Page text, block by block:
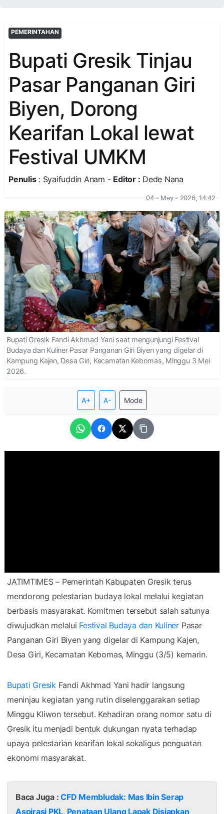
PEMERINTAHAN
Bupati Gresik Tinjau
Pasar Panganan Giri
Biyen, Dorong
Kearifan Lokal lewat
Festival UMKM
Penulis: Syaifuddin Anam - Editor : Dede Nana
04 - May - 2026, 14:42
Bupati Gresik Fandi Akhmad Yani saat mengunjungi Festival
Budaya dan Kuliner Pasar Panganan Giri Biyen yang digelar di
Kampung Kajen, Desa Giri, Kecamatan Kebomas, Minggu 3 Mei
2026.
A+ A- Mode
JATIMTIMES – Pemerintah Kabupaten Gresik terus
mendorong pelestarian budaya lokal melalui kegiatan
berbasis masyarakat. Komitmen tersebut salah satunya
diwujudkan melalui Festival Budaya dan KulinerPasar
Panganan Giri Biyen yang digelar di Kampung Kajen,
Desa Giri, Kecamatan Kebomas, Minggu (3/5) kemarin.
Bupati Gresik Fandi Akhmad Yani hadir langsung
meninjau kegiatan yang rutin diselenggarakan setiap
Minggu Kliwon tersebut. Kehadiran orang nomor satu di
Gresik itu menjadi bentuk dukungan nyata terhadap
upaya pelestarian kearifan lokal sekaligus penguatan
ekonomi masyarakat.
Baca Juga :CFD Membludak: Mas Ibin Serap
Aspirasi PKL, Penataan Ulang Lapak Disiapkan